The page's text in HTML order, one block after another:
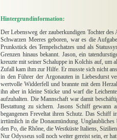
Hintergrundinformation:
Der Lebensweg der zauberkundigen Tochter
Schwarzen Meeres geboren, war es die
Prunkstück des Tempelschatzes und als
Grenzen hinaus bekannt. Jason, ein
kreuzte mit seiner Schaluppe in Kolchis auf, um
Zufall kam ihm zur Hilfe. Er musste sich nicht
in den Führer der Argonauten in Liebesdurst
wertvolle Widderfell und brannte mit dem
ihn aber in kleine Stücke und warf die
aufzuhalten. Die Mannschaft war damit
Bestattung zu sichern. Jasons Schiff
begangenen Freveltat ihren Schutz. Das Schiff
irrtümlich in die Donaumündung. Unglaubliches
den Po, die Rhône, die Westküste Italiens,
Nur Odysseus soll noch weiter gereist sein, er